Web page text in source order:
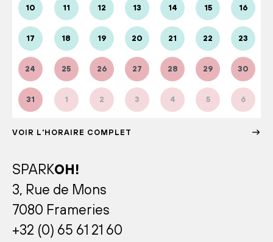
10 11 12 13 14 15 16
17 18 19 20 21 22 23
24 25 26 27 28 29 30
31 1 2 3 4 5 6
VOIR L'HORAIRE COMPLET
SPARKOH!
3, Rue de Mons
7080 Frameries
+32 (0) 65 61 21 60